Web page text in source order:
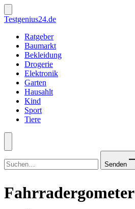
Zum
Inhalt
springen
Suche
ein-/ausblenden
Testgenius24.de
Ratgeber
Baumarkt
Bekleidung
Drogerie
Elektronik
Garten
Hausahlt
Kind
Sport
Tiere
Menü
nach:
Senden
Fahrradergometer